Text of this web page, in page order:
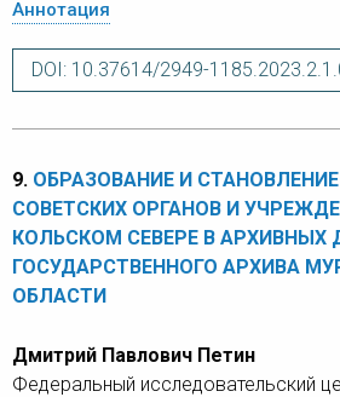
Аннотация
DOI: 10.37614/2949-
9. ОБРАЗОВАНИЕ И
СОВЕТСКИХ ОРГАНОВ И
КОЛЬСКОМ СЕВЕРЕ В АРХИВНЫХ
ГОСУДАРСТВЕННОГО АРХИВА
ОБЛАСТИ
Дмитрий Павлович Петин
Федеральный исследовательский